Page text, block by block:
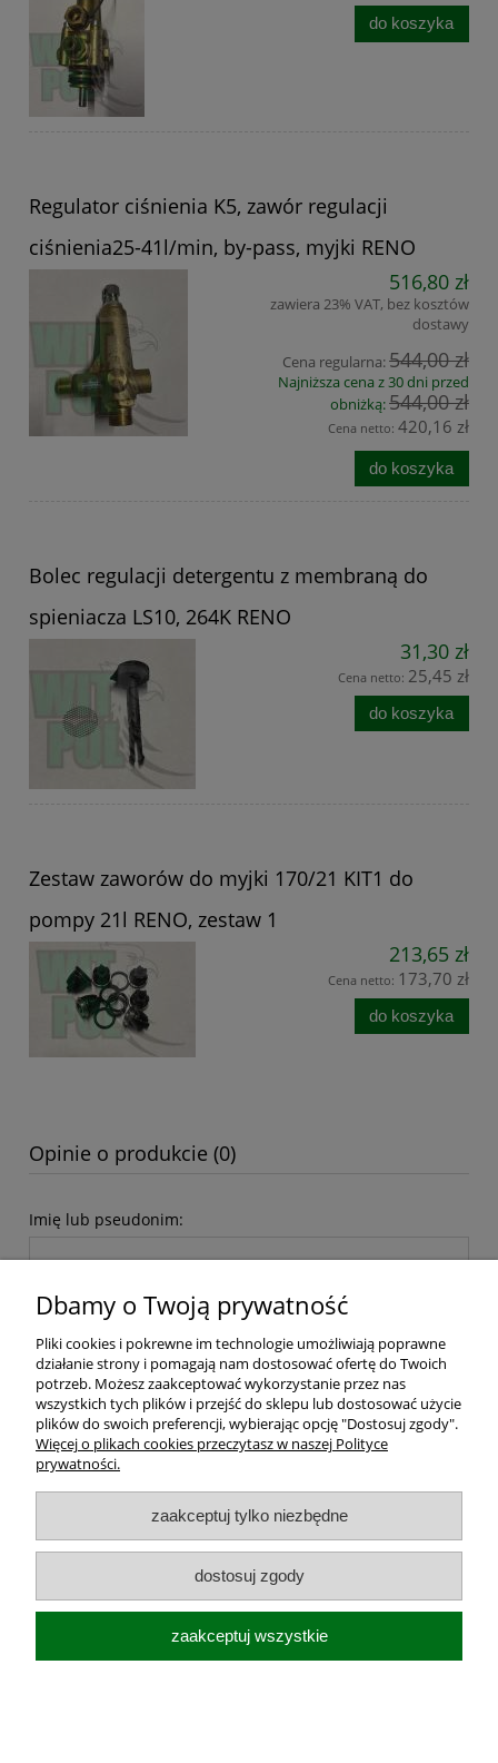
do koszyka
Regulator ciśnienia K5, zawór regulacji
ciśnienia25-41l/min, by-pass, myjki RENO
516,80 zł
zawiera 23% VAT, bez kosztów
dostawy
Cena regularna:544,00 zł
Najniższa cena z 30 dni przed
obniżką:544,00 zł
Cena netto: 420,16 zł
do koszyka
Bolec regulacji detergentu z membraną do
spieniacza LS10, 264K RENO
31,30 zł
Cena netto: 25,45 zł
do koszyka
Zestaw zaworów do myjki 170/21 KIT1 do
pompy 21l RENO, zestaw 1
213,65 zł
Cena netto: 173,70 zł
do koszyka
Opinie o produkcie (0)
Imię lub pseudonim:
Twoja opinia:
Dostawa i koszt transportu
Moje konto
O firmie
Dbamy o Twoją prywatność
Pliki cookies i pokrewne im technologie umożliwiają poprawne
działanie strony i pomagają nam dostosować ofertę do Twoich
potrzeb. Możesz zaakceptować wykorzystanie przez nas
wszystkich tych plików i przejść do sklepu lub dostosować użycie
plików do swoich preferencji, wybierając opcję "Dostosuj zgody".
Więcej o plikach cookies przeczytasz w naszej Polityce
prywatności.
zaakceptuj tylko niezbędne
dostosuj zgody
zaakceptuj wszystkie